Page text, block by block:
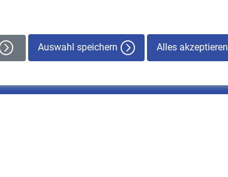
Auswahl speichern Alles akzeptieren